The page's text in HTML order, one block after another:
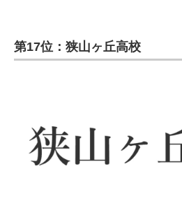
第17位：狭山ヶ丘高校